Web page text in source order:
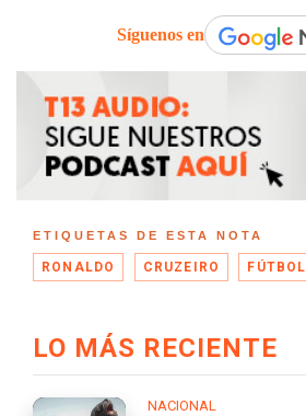
Síguenos en
ETIQUETAS DE ESTA NOTA
RONALDO CRUZEIRO FÚTBOL
LO MÁS RECIENTE
NACIONAL